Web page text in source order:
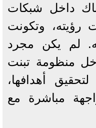
عام 2003. هناك داخل شبكات
رؤيته، وتكونت
لم يكن مجرد
منظومة تبنت
أهدافها،
مباشرة مع